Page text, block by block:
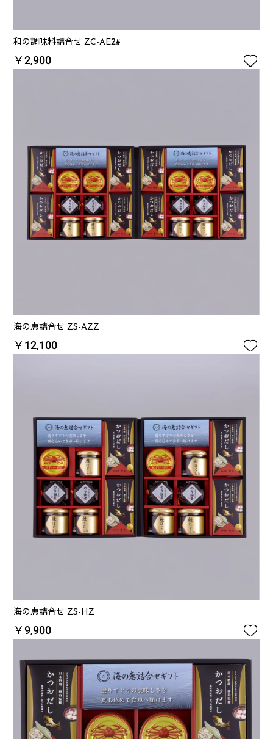
和の調味料詰合せ ZC-AE2#
￥2,900 
海の恵詰合せ ZS-AZZ
￥12,100 
海の恵詰合せ ZS-HZ
￥9,900 